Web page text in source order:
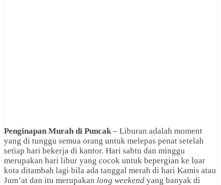
Penginapan Murah di Puncak– Liburan adalah moment
yang di tunggu semua orang untuk melepas penat setelah
setiap hari bekerja di kantor. Hari sabtu dan minggu
merupakan hari libur yang cocok untuk bepergian ke luar
kota ditambah lagi bila ada tanggal merah di hari Kamis atau
Jum’at dan itu merupakan long weekend yang banyak di